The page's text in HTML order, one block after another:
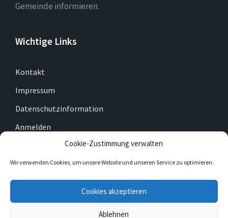
Cookie-Zustimmung verwalten
Wir verwenden Cookies, um unsere Website und unseren Service zu optimieren.
Cookies akzeptieren
Ablehnen
Gemeinde informieren.
Wichtige Links
Kontakt
Impressum
Datenschutzinformation
Anmelden
Cookie-Richtlinie (EU)
Facebook Twitter